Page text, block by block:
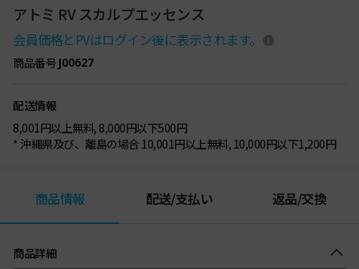
アトミ RV スカルプエッセンス
会員価格とPVはログイン後に表示されます。
商品番号 J00627
配送情報
8,001円以上無料, 8,000円以下500円
* 沖縄県及び、離島の場合 10,001円以上無料, 10,000円以下1,200円
商品情報 配送/支払い 返品/交換
商品詳細